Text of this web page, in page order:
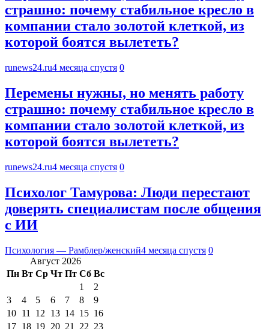
страшно: почему стабильное кресло в
компании стало золотой клеткой, из
которой боятся вылететь?
runews24.ru4 месяца спустя 0
Перемены нужны, но менять работу
страшно: почему стабильное кресло в
компании стало золотой клеткой, из
которой боятся вылететь?
runews24.ru4 месяца спустя 0
Психолог Тамурова: Люди перестают
доверять специалистам после общения
с ИИ
Психология — Рамблер/женский4 месяца спустя 0
Август 2026
Пн Вт Ср Чт Пт Сб Вс
1
2
3
4 5 6 7 8
9
10 11 12 13 14 15 16
17 18 19 20 21 22 23